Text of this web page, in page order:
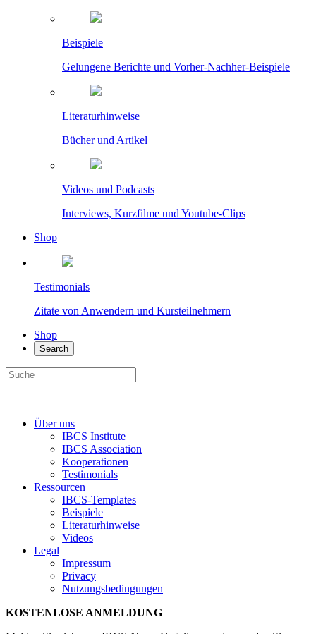
Beispiele
Gelungene Berichte und Vorher-Nachher-Beispiele
Literaturhinweise
Bücher und Artikel
Videos und Podcasts
Interviews, Kurzfilme und Youtube-Clips
Shop
Testimonials
Zitate von Anwendern und Kursteilnehmern
Shop
Search
Über uns
IBCS Institute
IBCS Association
Kooperationen
Testimonials
Ressourcen
IBCS-Templates
Beispiele
Literaturhinweise
Videos
Legal
Impressum
Privacy
Nutzungsbedingungen
KOSTENLOSE ANMELDUNG